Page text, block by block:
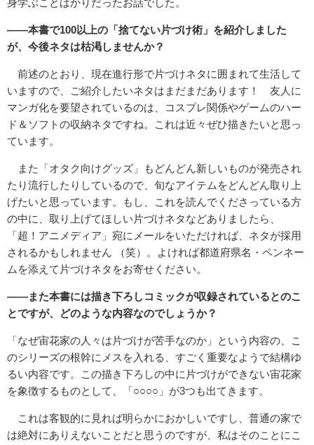
身学ぶことばかりだったお話でした。
――本書で100以上の「捨てない片づけ術」を紹介しました
が、今後ネタは枯渇しませんか？
前述のとおり、現在進行形で片づけネタに囲まれて生活して
いますので、ご紹介したいネタはまだまだあります！ 友人に
マンガ化を要望されているのは、コスプレ関係やゲームのハー
ド＆ソフトの収納ネタですね。これは近々ぜひ描きたいと思っ
ています。
また「オタク向けグッズ」もどんどん新しいものが発売され
たり流行したりしているので、旬なアイテムをどんどん取り上
げたいと思っています。もし、これを読んでくださっている方
の中に、取り上げてほしい片づけネタなどありましたら、
「超！アニメディア」宛にメールをいただければ、ネタが採用
されるかもしれません （笑）。よければ都道府県名・ペンネー
ムを添えて片づけネタをお寄せください。
――また本書には描き下ろしコミックが収録されているとのこ
とですが、どのような内容なのでしょうか？
「なぜ宙花家の人々は片づけが苦手なのか」という内容の、こ
のシリーズの根幹にメスを入れる、すごく重要なようで結構ゆ
るい内容です。この描き下ろしの中に片づけができない宙花家
を象徴するものとして、「○○○○」が3つも出てきます。
これは客観的に見れば明らかにおかしいですし、普通の家で
は絶対にありえないことだと思うのですが、私はそのことにこ